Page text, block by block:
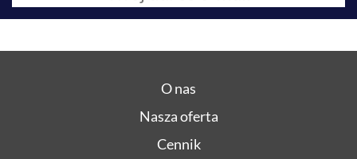
O nas
Nasza oferta
Cennik